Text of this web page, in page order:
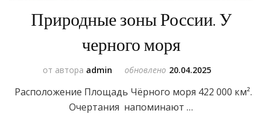
Природные зоны России. У
черного моря
от автора admin обновлено 20.04.2025
Расположение Площадь Чёрного моря 422 000 км².
Очертания напоминают …